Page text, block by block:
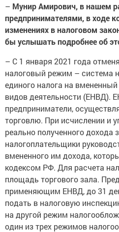
– Мунир Амирович, в нашем
предпринимателями, в ходе
изменениях в налоговом
бы услышать подробнее об
– С 1 января 2021 года
налоговый режим – система
единого налога на
видов деятельности (ЕНВД).
предприниматели,
торговлю. При исчислении и
реально полученного дохода
налогоплательщики
вмененного им дохода,
кодексом РФ. Для расчета
площадь торгового зала.
применяющим ЕНВД, до 31
подать в налоговую
на другой режим
один из трех режимов